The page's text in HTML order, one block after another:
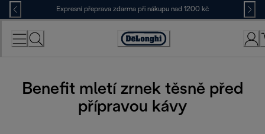
Skip
to
Content
Expresní přeprava zdarma při nákupu nad 1200 kč
Accessibility
Benefit mletí zrnek těsně před
přípravou kávy